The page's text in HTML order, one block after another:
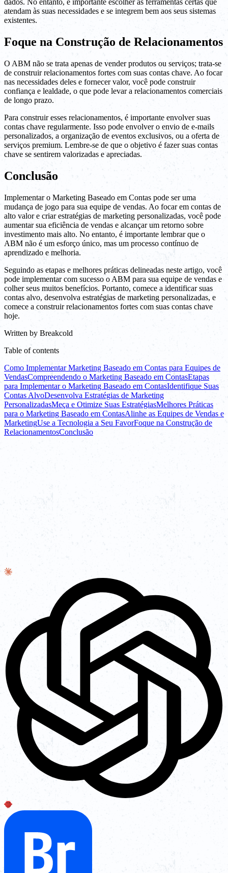
dados. No entanto, é importante escolher as ferramentas certas que
atendam às suas necessidades e se integrem bem aos seus sistemas
existentes.
Foque na Construção de Relacionamentos
O ABM não se trata apenas de vender produtos ou serviços; trata-se
de construir relacionamentos fortes com suas contas chave. Ao focar
nas necessidades deles e fornecer valor, você pode construir
confiança e lealdade, o que pode levar a relacionamentos comerciais
de longo prazo.
Para construir esses relacionamentos, é importante envolver suas
contas chave regularmente. Isso pode envolver o envio de e-mails
personalizados, a organização de eventos exclusivos, ou a oferta de
serviços premium. Lembre-se de que o objetivo é fazer suas contas
chave se sentirem valorizadas e apreciadas.
Conclusão
Implementar o Marketing Baseado em Contas pode ser uma
mudança de jogo para sua equipe de vendas. Ao focar em contas de
alto valor e criar estratégias de marketing personalizadas, você pode
aumentar sua eficiência de vendas e alcançar um retorno sobre
investimento mais alto. No entanto, é importante lembrar que o
ABM não é um esforço único, mas um processo contínuo de
aprendizado e melhoria.
Seguindo as etapas e melhores práticas delineadas neste artigo, você
pode implementar com sucesso o ABM para sua equipe de vendas e
colher seus muitos benefícios. Portanto, comece a identificar suas
contas alvo, desenvolva estratégias de marketing personalizadas, e
comece a construir relacionamentos fortes com suas contas chave
hoje.
Written by Breakcold
Table of contents
Como Implementar Marketing Baseado em Contas para Equipes de
VendasCompreendendo o Marketing Baseado em ContasEtapas
para Implementar o Marketing Baseado em ContasIdentifique Suas
Contas AlvoDesenvolva Estratégias de Marketing
PersonalizadasMeça e Otimize Suas EstratégiasMelhores Práticas
para o Marketing Baseado em ContasAlinhe as Equipes de Vendas e
MarketingUse a Tecnologia a Seu FavorFoque na Construção de
RelacionamentosConclusão